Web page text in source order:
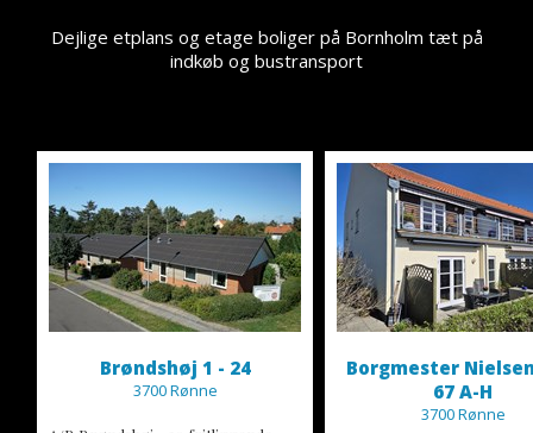
Dejlige etplans og etage boliger på Bornholm tæt på
indkøb og bustransport
Brøndshøj 1 - 24
3700 Rønne
Borgmester
67 A-H
3700 Rønne